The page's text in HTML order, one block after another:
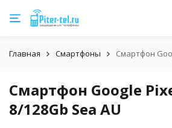
Главная Смартфоны Смартфон
Смартфон Google
8/128Gb Sea AU